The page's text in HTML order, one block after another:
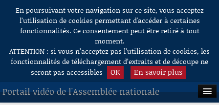
Aller au contenu
En poursuivant votre navigation sur ce site, vous acceptez
l’utilisation de cookies permettant d'accéder à certaines
fonctionnalités. Ce consentement peut être retiré à tout
moment.
ATTENTION : si vous n’acceptez pas l’utilisation de cookies, les
fonctionnalités de téléchargement d’extraits et de découpe ne
seront pas accessibles
OK En savoir plus
Portail vidéo de l'Assemblée nationale